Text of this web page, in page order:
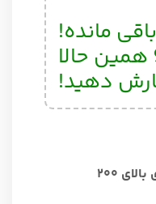
همین حالا
دهید!
ارسال رایگان برای سفارش های بالای 200